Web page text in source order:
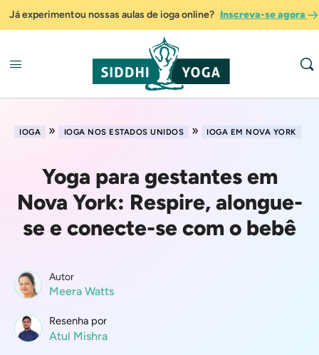
Já experimentou nossas aulas de ioga online? Inscreva-se agora
IOGA » IOGA NOS ESTADOS UNIDOS » IOGA EM NOVA YORK
Yoga para gestantes em
Nova York: Respire, alongue-
se e conecte-se com o bebê
Autor
Meera Watts
Resenha por
Atul Mishra